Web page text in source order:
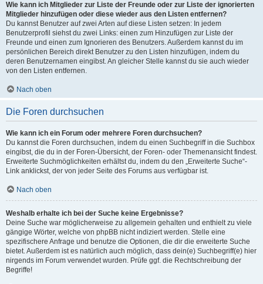
Wie kann ich Mitglieder zur Liste der Freunde oder zur Liste der ignorierten
Mitglieder hinzufügen oder diese wieder aus den Listen entfernen?
Du kannst Benutzer auf zwei Arten auf diese Listen setzen: In jedem
Benutzerprofil siehst du zwei Links: einen zum Hinzufügen zur Liste der
Freunde und einen zum Ignorieren des Benutzers. Außerdem kannst du im
persönlichen Bereich direkt Benutzer zu den Listen hinzufügen, indem du
deren Benutzernamen eingibst. An gleicher Stelle kannst du sie auch wieder
von den Listen entfernen.
Nach oben
Die Foren durchsuchen
Wie kann ich ein Forum oder mehrere Foren durchsuchen?
Du kannst die Foren durchsuchen, indem du einen Suchbegriff in die Suchbox
eingibst, die du in der Foren-Übersicht, der Foren- oder Themenansicht findest.
Erweiterte Suchmöglichkeiten erhältst du, indem du den „Erweiterte Suche“-
Link anklickst, der von jeder Seite des Forums aus verfügbar ist.
Nach oben
Weshalb erhalte ich bei der Suche keine Ergebnisse?
Deine Suche war möglicherweise zu allgemein gehalten und enthielt zu viele
gängige Wörter, welche von phpBB nicht indiziert werden. Stelle eine
spezifischere Anfrage und benutze die Optionen, die dir die erweiterte Suche
bietet. Außerdem ist es natürlich auch möglich, dass dein(e) Suchbegriff(e) hier
nirgends im Forum verwendet wurden. Prüfe ggf. die Rechtschreibung der
Begriffe!